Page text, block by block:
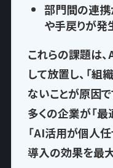
部門間の連携
や手戻りが発
これらの課題は、
して放置し、 「組
ないことが原因で
多くの企業が「
「AI活用が個人任
導入の効果を最